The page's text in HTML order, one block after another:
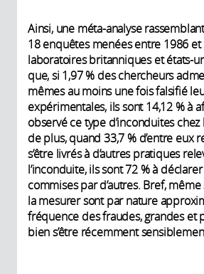
Ainsi, une méta-analyse
18 enquêtes menées entre 1986
laboratoires britanniques et états-
que, si 1,97 % des chercheurs
mêmes au moins une fois falsifié
expérimentales, ils sont 14,12 % à
observé ce type d’inconduites
de plus, quand 33,7 % d’entre eux
s’être ­livrés à d’autres pratiques
l’inconduite, ils sont 72 % à
commises par d’autres. Bref,
la mesurer sont par nature
fréquence des fraudes, grandes et
bien s’être récemment